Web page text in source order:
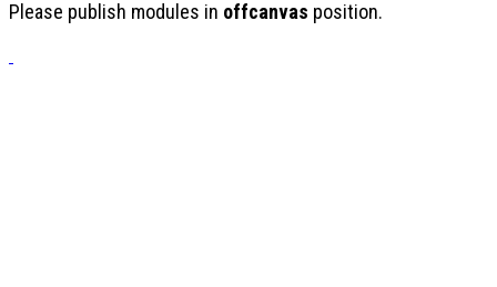
Please publish modules in offcanvas position.